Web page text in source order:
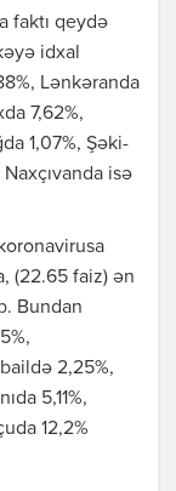
faktı qeydə
idxal
Lənkəranda
7,62%,
1,07%, Şəki-
Naxçıvanda isə
(22.65 faiz) ən
Bundan
2,25%,
5,11%,
12,2%